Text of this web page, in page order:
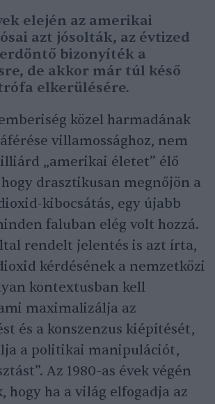
elején az amerikai
azt jósolták, az évtized
bizonyíték a
de akkor már túl késő
elkerülésére.
közel harmadának
villamossághoz, nem
„amerikai életet” élő
drasztikusan megnőjön a
kibocsátás, egy újabb
faluban elég volt hozzá.
rendelt jelentés is azt írta,
kérdésének a nemzetközi
kontextusban kell
maximalizálja az
és a konszenzus kiépítését,
a politikai manipulációt,
Az 1980-as évek végén
hogy ha a világ elfogadja az